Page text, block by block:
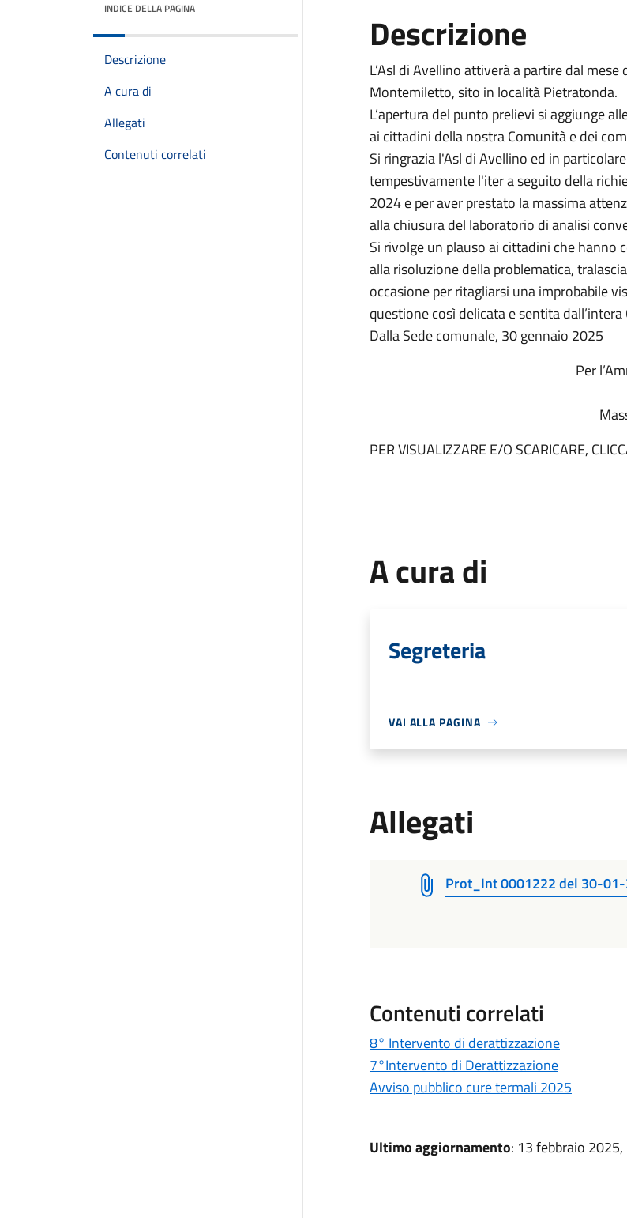
INDICE DELLA PAGINA
Descrizione
A cura di
Allegati
Contenuti correlati
Descrizione
L’Asl di Avellino attiverà a partire dal
Montemiletto, sito in località Pietratonda.
L’apertura del punto prelievi si aggiunge
ai cittadini della nostra Comunità e dei
Si ringrazia l'Asl di Avellino ed in
tempestivamente l'iter a seguito della
2024 e per aver prestato la massima
alla chiusura del laboratorio di analisi
Si rivolge un plauso ai cittadini che
alla risoluzione della problematica,
occasione per ritagliarsi una improbabile
questione così delicata e sentita
Dalla Sede comunale, 30 gennaio 2025
Per
PER VISUALIZZARE E/O SCARICARE,
A cura di
Segreteria
VAI ALLA PAGINA
Allegati
Prot_Int 0001222 del 30-
Contenuti correlati
8° Intervento di derattizzazione
7°Intervento di Derattizzazione
Avviso pubblico cure termali 2025
Ultimo aggiornamento: 13 febbraio